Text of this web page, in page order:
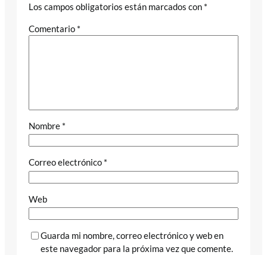
Los campos obligatorios están marcados con *
Comentario *
Nombre *
Correo electrónico *
Web
Guarda mi nombre, correo electrónico y web en
este navegador para la próxima vez que comente.